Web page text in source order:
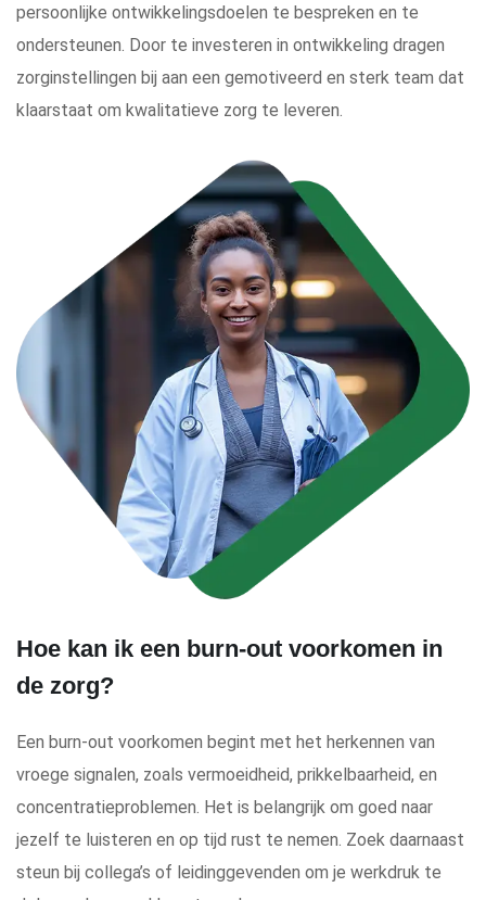
persoonlijke ontwikkelingsdoelen te bespreken en te
ondersteunen. Door te investeren in ontwikkeling dragen
zorginstellingen bij aan een gemotiveerd en sterk team dat
klaarstaat om kwalitatieve zorg te leveren.
Hoe kan ik een burn-out voorkomen in
de zorg?
Een burn-out voorkomen begint met het herkennen van
vroege signalen, zoals vermoeidheid, prikkelbaarheid, en
concentratieproblemen. Het is belangrijk om goed naar
jezelf te luisteren en op tijd rust te nemen. Zoek daarnaast
steun bij collega’s of leidinggevenden om je werkdruk te